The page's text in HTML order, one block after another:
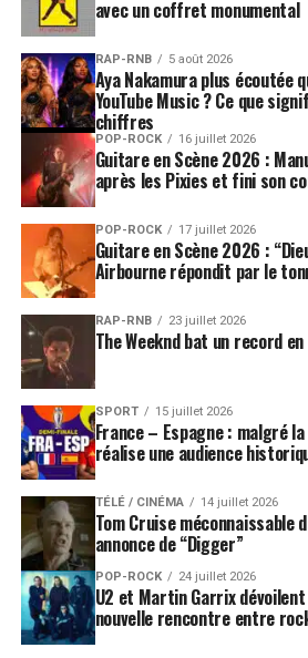
avec un coffret monumental
RAP-RNB 5 août 2026
Aya Nakamura plus écoutée
YouTube Music ? Ce que
chiffres
POP-ROCK 16 juillet 2026
Guitare en Scène 2026 :
après les Pixies et fini son
POP-ROCK 17 juillet 2026
Guitare en Scène 2026 :
Airbourne répondit par le
RAP-RNB 23 juillet 2026
The Weeknd bat un record
SPORT 15 juillet 2026
France – Espagne : malgré
réalise une audience
TÉLÉ / CINÉMA 14 juillet 2026
Tom Cruise méconnaissable
annonce de “Digger”
POP-ROCK 24 juillet 2026
U2 et Martin Garrix
nouvelle rencontre entre